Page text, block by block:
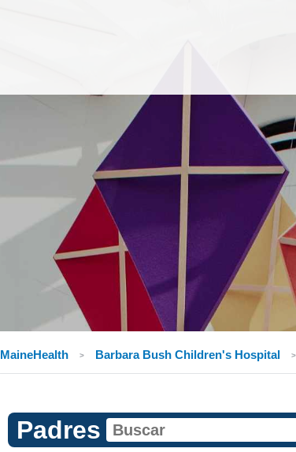
MaineHealth Barbara Bush Children's Hospital
Padres